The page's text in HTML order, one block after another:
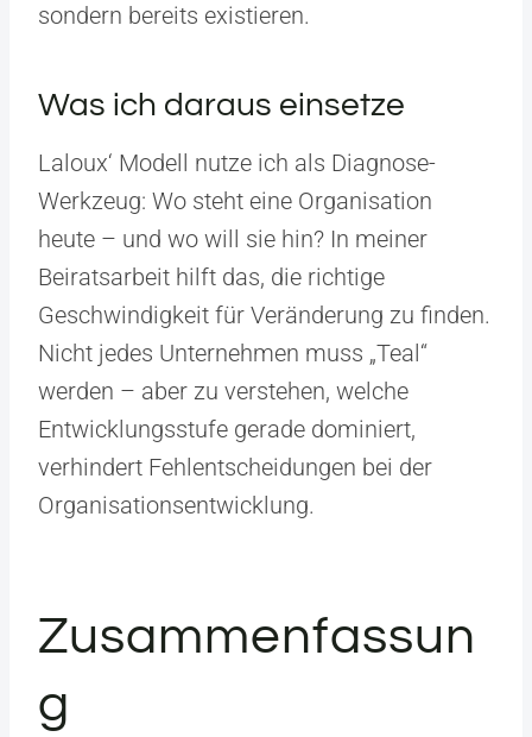
sondern bereits existieren.
Was ich daraus einsetze
Laloux‘ Modell nutze ich als Diagnose-
Werkzeug: Wo steht eine Organisation
heute – und wo will sie hin? In meiner
Beiratsarbeit hilft das, die richtige
Geschwindigkeit für Veränderung zu finden.
Nicht jedes Unternehmen muss „Teal“
werden – aber zu verstehen, welche
Entwicklungsstufe gerade dominiert,
verhindert Fehlentscheidungen bei der
Organisationsentwicklung.
Zusammenfassun
g